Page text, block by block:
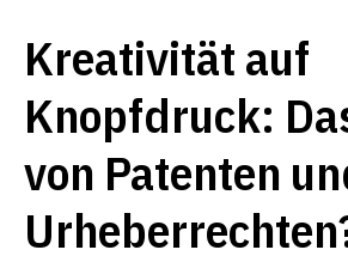
Kreativität auf
Knopfdruck:
von Patenten